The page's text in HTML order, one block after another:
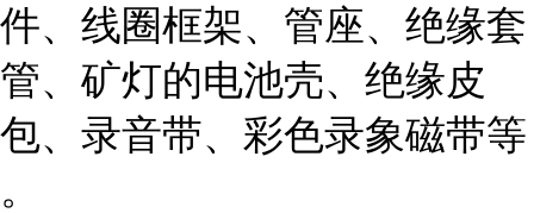
件、线圈框架、管座、绝缘套
管、矿灯的电池壳、绝缘皮
包、录音带、彩色录象磁带等
。